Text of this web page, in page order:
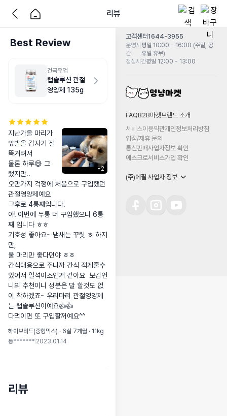
리뷰
Best Review
건국유업
랩솔루션 관절
영양제 135g
+2
지난가을 마리가
앞발을 갑자기 절
뚝거려서
물론 하루😅 그
랬지만..
오만가지 걱정에 처음으로 구입했던
관절영양제예요
그후로 4통째입니다.
아! 이번에 두통 더 구입했으니 6통
째 입니다 ㅎㅎ
기호성 좋아요~ 냄새는 꾸릿 ㅎ 하지
만,
울 마리만 좋다면야 ㅎㅎ
간식대용으로 주니까 간식 적게줄수
있어서 일석이조인거 같아요  보감언
니의 추천이니 성분은 말 할것도 없
이 착하겠죠~ 우리마리 관절영양제
는 랩솔루션이예요👍👍
다먹이면 또 구입할꺼예요^^
하이브리드(중형믹스) · 6살 7개월 · 11kg
통******* 2023.01.14
리뷰
고객센터1644-3955
운영시
간
평일 10:00 - 16:00 (주말, 공
휴일 휴무)
점심시간평일 12:00 - 13:00
FAQB2B마켓 브랜드 소개
서비스이용약관개인정보처리방침
입점/제휴 문의
통신판매사업자정보 확인
에스크로서비스가입 확인
(주)에필 사업자 정보